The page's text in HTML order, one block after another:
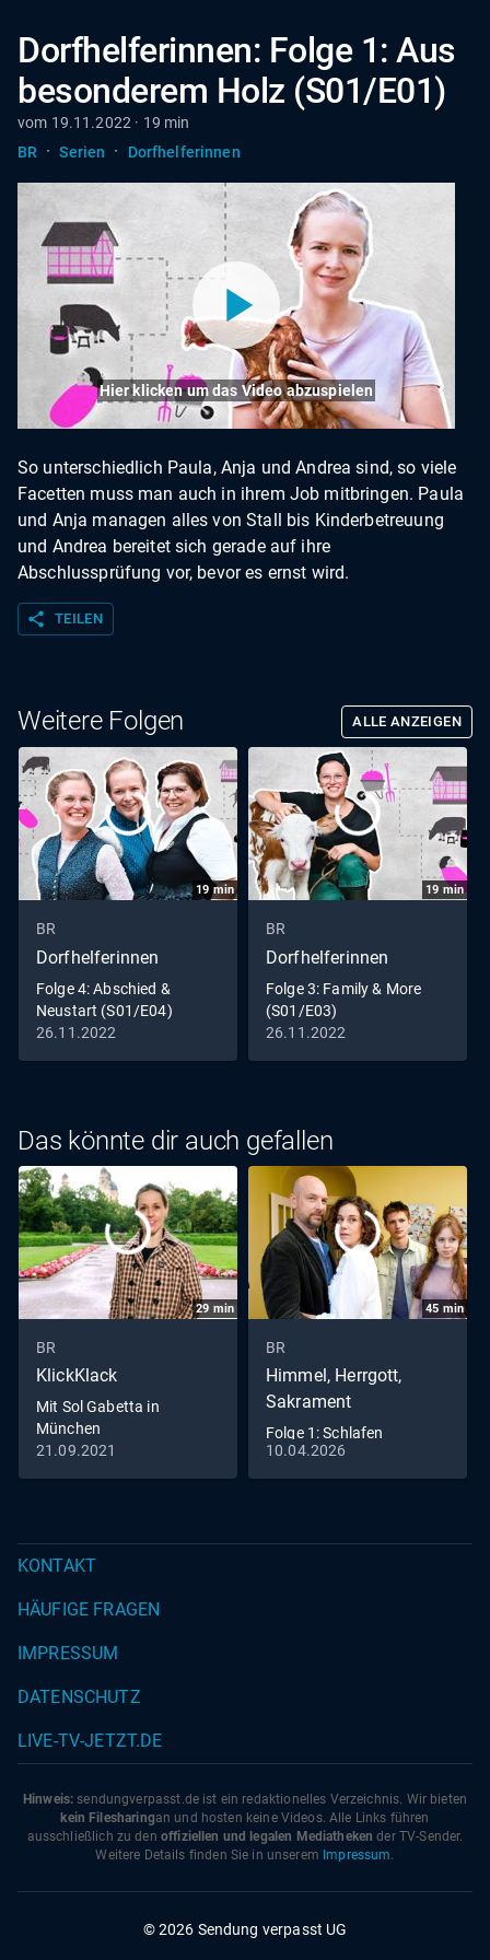
Dorfhelferinnen: Folge 1: Aus
besonderem Holz (S01/E01)
vom 19.11.2022 · 19 min
BR
· Serien · Dorfhelferinnen
Hier klicken um das Video abzuspielen
So unterschiedlich Paula, Anja und Andrea sind, so viele
Facetten muss man auch in ihrem Job mitbringen. Paula
und Anja managen alles von Stall bis Kinderbetreuung
und Andrea bereitet sich gerade auf ihre
Abschlussprüfung vor, bevor es ernst wird.
share TEILEN
Weitere Folgen ALLE ANZEIGEN
19 min
BR
Dorfhelferinnen
Folge 4: Abschied &
Neustart (S01/E04)
26.11.2022
19 min
BR
Dorfhelferinnen
Folge 3: Family & More
(S01/E03)
26.11.2022
Das könnte dir auch gefallen
29 min
BR
KlickKlack
Mit Sol Gabetta in
München
21.09.2021
45 min
BR
Himmel, Herrgott,
Sakrament
Folge 1: Schlafen
10.04.2026
KONTAKT
HÄUFIGE FRAGEN
IMPRESSUM
DATENSCHUTZ
LIVE-TV-JETZT.DE
Hinweis: sendungverpasst.de ist ein redaktionelles Verzeichnis. Wir bieten
kein Filesharingan und hosten keine Videos. Alle Links führen
ausschließlich zu den offiziellen und legalen Mediatheken der TV-Sender.
Weitere Details finden Sie in unserem Impressum.
© 2026 Sendung verpasst UG